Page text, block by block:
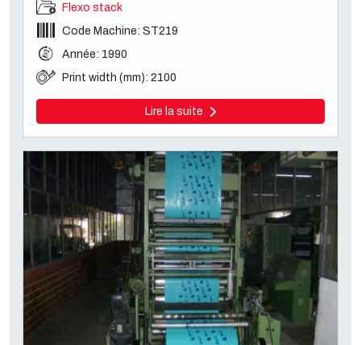
Flexo stack
Code Machine: ST219
Année: 1990
Print width (mm): 2100
Lire la suite